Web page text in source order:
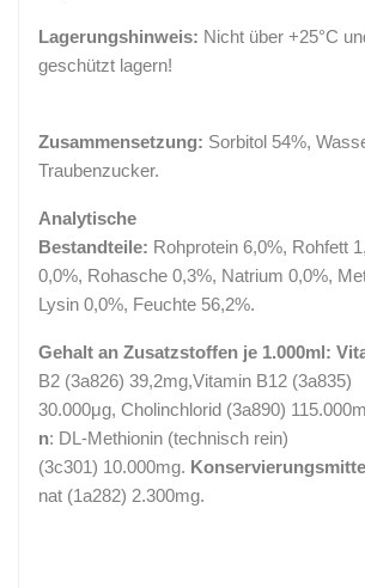
Lagerungshinweis: Nicht über +25°C
geschützt lagern!
Zusammensetzung: Sorbitol 54%,
Traubenzucker.
Analytische
Bestandteile: Rohprotein 6,0%, Rohfett
0,0%, Rohasche 0,3%, Natrium 0,0%,
Lysin 0,0%, Feuchte 56,2%.
Gehalt an Zusatzstoffen je 1.000ml:
B2 (3a826) 39,2mg,Vitamin B12 (3a835)
30.000μg, Cholinchlorid (3a890)
n: DL-Methionin (technisch rein)
(3c301) 10.000mg.
nat (1a282) 2.300mg.